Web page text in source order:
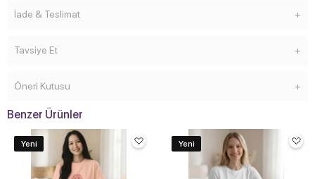
İade & Teslimat
Tavsiye Et
Öneri Kutusu
Benzer Ürünler
Yeni Yeni